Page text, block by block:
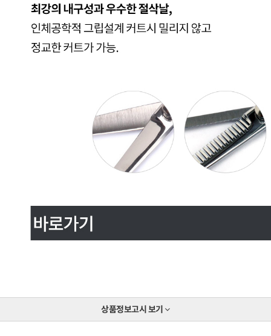
상품정보고시 보기